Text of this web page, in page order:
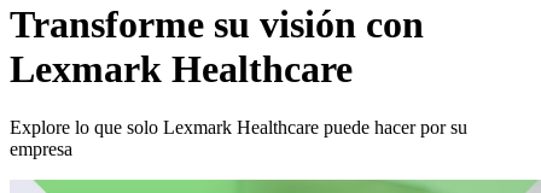
Transforme su visión con
Lexmark Healthcare
Explore lo que solo Lexmark Healthcare puede hacer por su
empresa